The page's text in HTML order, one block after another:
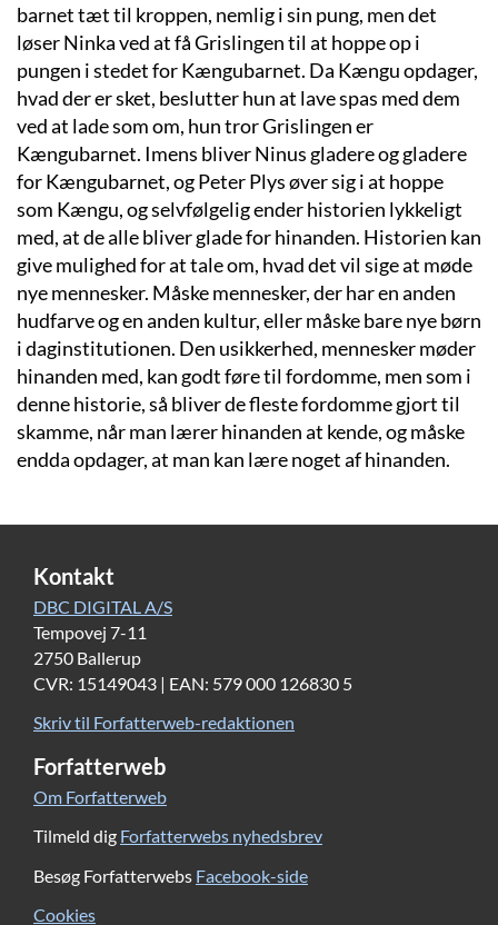
barnet tæt til kroppen, nemlig i sin pung, men det
løser Ninka ved at få Grislingen til at hoppe op i
pungen i stedet for Kængubarnet. Da Kængu opdager,
hvad der er sket, beslutter hun at lave spas med dem
ved at lade som om, hun tror Grislingen er
Kængubarnet. Imens bliver Ninus gladere og gladere
for Kængubarnet, og Peter Plys øver sig i at hoppe
som Kængu, og selvfølgelig ender historien lykkeligt
med, at de alle bliver glade for hinanden. Historien kan
give mulighed for at tale om, hvad det vil sige at møde
nye mennesker. Måske mennesker, der har en anden
hudfarve og en anden kultur, eller måske bare nye børn
i daginstitutionen. Den usikkerhed, mennesker møder
hinanden med, kan godt føre til fordomme, men som i
denne historie, så bliver de fleste fordomme gjort til
skamme, når man lærer hinanden at kende, og måske
endda opdager, at man kan lære noget af hinanden.
Kontakt
DBC DIGITAL A/S
Tempovej 7-11
2750 Ballerup
CVR: 15149043 | EAN: 579 000 126830 5
Skriv til Forfatterweb-redaktionen
Forfatterweb
Om Forfatterweb
Tilmeld dig Forfatterwebs nyhedsbrev
Besøg Forfatterwebs Facebook-side
Cookies